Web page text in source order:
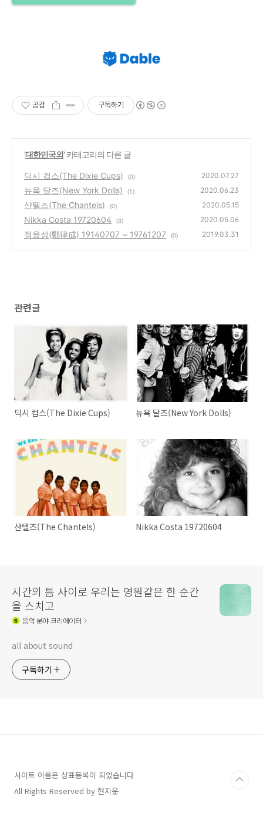
공감 구독하기
'대한민국외' 카테고리의 다른 글
딕시 컵스(The Dixie Cups) (0) 2020.07.27
뉴욕 달즈(New York Dolls) (1) 2020.06.23
샨텔즈(The Chantels) (0) 2020.05.15
Nikka Costa 19720604 (3) 2020.05.06
정율성(鄭律成) 19140707 ~ 19761207 (0) 2019.03.31
관련글
딕시 컵스(The Dixie Cups) 뉴욕 달즈(New York Dolls)
샨텔즈(The Chantels) Nikka Costa 19720604
시간의 틈 사이로 우리는 영원같은 한 순간
을 스치고
음악분야 크리에이터
all about sound
구독하기
사이트 이름은 상표등록이 되었습니다
All Rights Reserved by 현지운